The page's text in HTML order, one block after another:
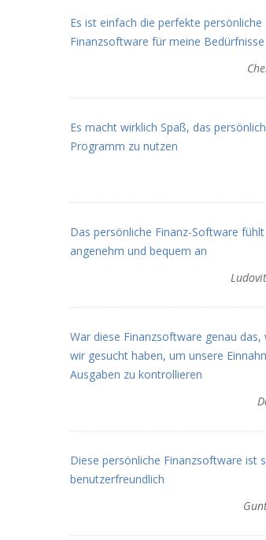
Es ist einfach die perfekte persönliche
Finanzsoftware für meine Bedürfnisse
Es macht wirklich Spaß, das
Programm zu nutzen
Das persönliche Finanz-Software fühlt
angenehm und bequem an
War diese Finanzsoftware genau das,
wir gesucht haben, um unsere
Ausgaben zu kontrollieren
Diese persönliche Finanzsoftware ist
benutzerfreundlich